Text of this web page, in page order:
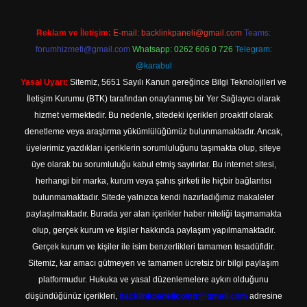
Reklam ve İletişim: E-mail: backlinkpaneli@gmail.com Teams:
forumhizmeti@gmail.com Whatsapp: 0262 606 0 726 Telegram:
@karabul
Yasal Uyarı: Sitemiz, 5651 Sayılı Kanun gereğince Bilgi Teknolojileri ve
İletişim Kurumu (BTK) tarafından onaylanmış bir Yer Sağlayıcı olarak
hizmet vermektedir. Bu nedenle, sitedeki içerikleri proaktif olarak
denetleme veya araştırma yükümlülüğümüz bulunmamaktadır. Ancak,
üyelerimiz yazdıkları içeriklerin sorumluluğunu taşımakta olup, siteye
üye olarak bu sorumluluğu kabul etmiş sayılırlar. Bu internet sitesi,
herhangi bir marka, kurum veya şahıs şirketi ile hiçbir bağlantısı
bulunmamaktadır. Sitede yalnızca kendi hazırladığımız makaleler
paylaşılmaktadır. Burada yer alan içerikler haber niteliği taşımamakta
olup, gerçek kurum ve kişiler hakkında paylaşım yapılmamaktadır.
Gerçek kurum ve kişiler ile isim benzerlikleri tamamen tesadüfidir.
Sitemiz, kar amacı gütmeyen ve tamamen ücretsiz bir bilgi paylaşım
platformudur. Hukuka ve yasal düzenlemelere aykırı olduğunu
düşündüğünüz içerikleri, backlinkpanelicomtr@gmail.com adresine